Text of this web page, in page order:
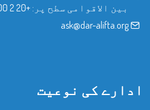
بین الاقوامی سطح پر: +20 2 25970400
ask@dar-alifta.org
ادارے کی نوعیت